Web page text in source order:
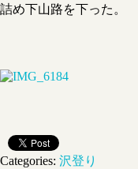
詰め下山路を下った。
Categories: 沢登り